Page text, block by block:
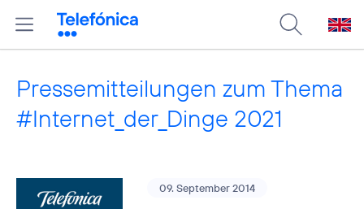
Pressemitteilungen zum Thema
#Internet_der_Dinge 2021
09. September 2014